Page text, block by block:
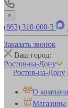
×
(863) 310-000-3
Заказать звонок
Ваш город:
Ростов-на-Дону
Ростов-на-Дону
О
Магазины